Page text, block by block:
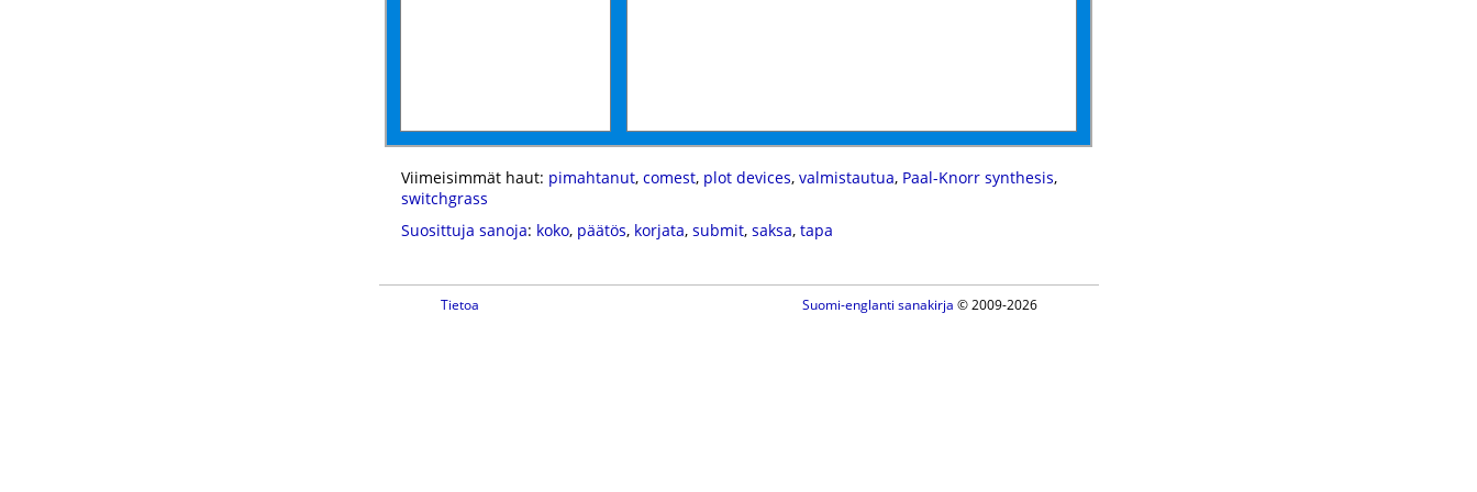
Viimeisimmät haut: pimahtanut, comest, plot devices, valmistautua, Paal-Knorr synthesis,
switchgrass
Suosittuja sanoja: koko, päätös, korjata, submit, saksa, tapa
Tietoa Suomi-englanti sanakirja © 2009-2026